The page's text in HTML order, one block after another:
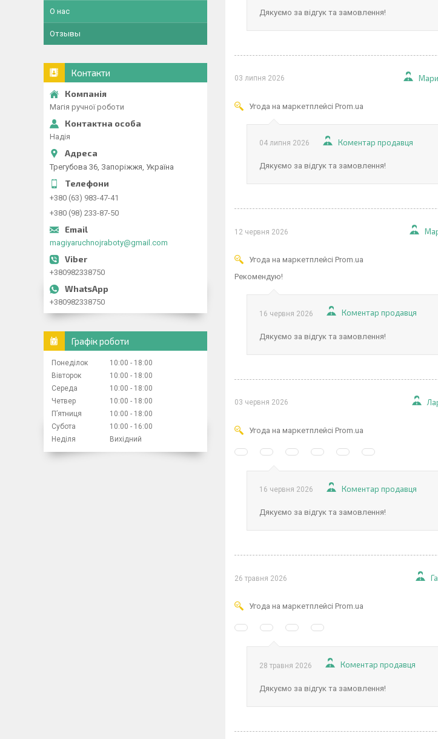
Дякуємо за відгук та замовлення!
03 липня 2026
Угода на маркетплейсі Prom.ua
04 липня 2026 Коментар продавця
Дякуємо за відгук та замовлення!
12 червня 2026
Угода на маркетплейсі Prom.ua
Рекомендую!
16 червня 2026 Коментар продавця
Дякуємо за відгук та замовлення!
03 червня 2026
Угода на маркетплейсі Prom.ua
16 червня 2026 Коментар продавця
Дякуємо за відгук та замовлення!
26 травня 2026
Угода на маркетплейсі Prom.ua
28 травня 2026 Коментар продавця
Дякуємо за відгук та замовлення!
О нас
Отзывы
Контакти
Магія ручної роботи
Надія
Трегубова 36, Запоріжжя, Україна
+380 (63) 983-47-41
+380 (98) 233-87-50
magiyaruchnojraboty@gmail.com
+380982338750
+380982338750
Графік роботи
Понеділок 10:00
18:00
Вівторок
10:00
18:00
Середа
10:00
18:00
Четвер
10:00
18:00
Пʼятниця
10:00
18:00
Субота
10:00
16:00
Неділя
Вихідний